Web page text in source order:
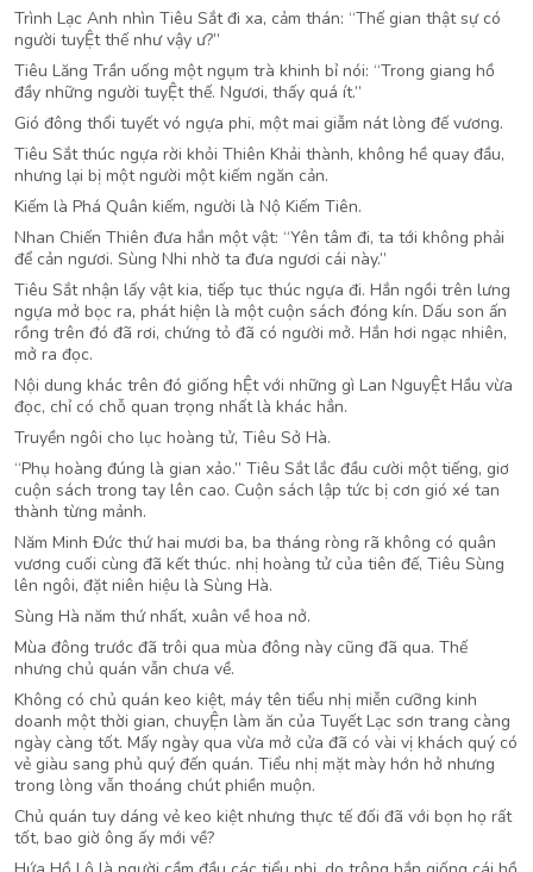
Trình Lạc Anh nhìn Tiêu Sắt đi xa, cảm thán: “Thế gian thật sự có
người tuyỆt thế như vậy ư?”
Tiêu Lăng Trần uống một ngụm trà khinh bỉ nói: “Trong giang hồ
đầy những người tuyỆt thế. Ngươi, thấy quá ít.”
Gió đông thổi tuyết vó ngựa phi, một mai giẫm nát lòng đế vương.
Tiêu Sắt thúc ngựa rời khỏi Thiên Khải thành, không hề quay đầu,
nhưng lại bị một người một kiếm ngăn cản.
Kiếm là Phá Quân kiếm, người là Nộ Kiếm Tiên.
Nhan Chiến Thiên đưa hắn một vật: “Yên tâm đi, ta tới không phải
để cản ngươi. Sùng Nhi nhờ ta đưa ngươi cái này.”
Tiêu Sắt nhận lấy vật kia, tiếp tục thúc ngựa đi. Hắn ngồi trên lưng
ngựa mở bọc ra, phát hiện là một cuộn sách đóng kín. Dấu son ấn
rồng trên đó đã rơi, chứng tỏ đã có người mở. Hắn hơi ngạc nhiên,
mở ra đọc.
Nội dung khác trên đó giống hỆt với những gì Lan NguyỆt Hầu vừa
đọc, chỉ có chỗ quan trọng nhất là khác hẳn.
Truyền ngôi cho lục hoàng tử, Tiêu Sở Hà.
“Phụ hoàng đúng là gian xảo.” Tiêu Sắt lắc đầu cười một tiếng, giơ
cuộn sách trong tay lên cao. Cuộn sách lập tức bị cơn gió xé tan
thành từng mảnh.
Năm Minh Đức thứ hai mươi ba, ba tháng ròng rã không có quân
vương cuối cùng đã kết thúc. nhị hoàng tử của tiên đế, Tiêu Sùng
lên ngôi, đặt niên hiệu là Sùng Hà.
Sùng Hà năm thứ nhất, xuân về hoa nở.
Mùa đông trước đã trôi qua mùa đông này cũng đã qua. Thế
nhưng chủ quán vẫn chưa về.
Không có chủ quán keo kiệt, máy tên tiểu nhị miễn cưỡng kinh
doanh một thời gian, chuyỆn làm ăn của Tuyết Lạc sơn trang càng
ngày càng tốt. Mấy ngày qua vừa mở cửa đã có vài vị khách quý có
vẻ giàu sang phủ quý đến quán. Tiểu nhị mặt mày hớn hở nhưng
trong lòng vẫn thoáng chút phiền muộn.
Chủ quán tuy dáng vẻ keo kiệt nhưng thực tế đối đã với bọn họ rất
tốt, bao giờ ông ấy mới về?